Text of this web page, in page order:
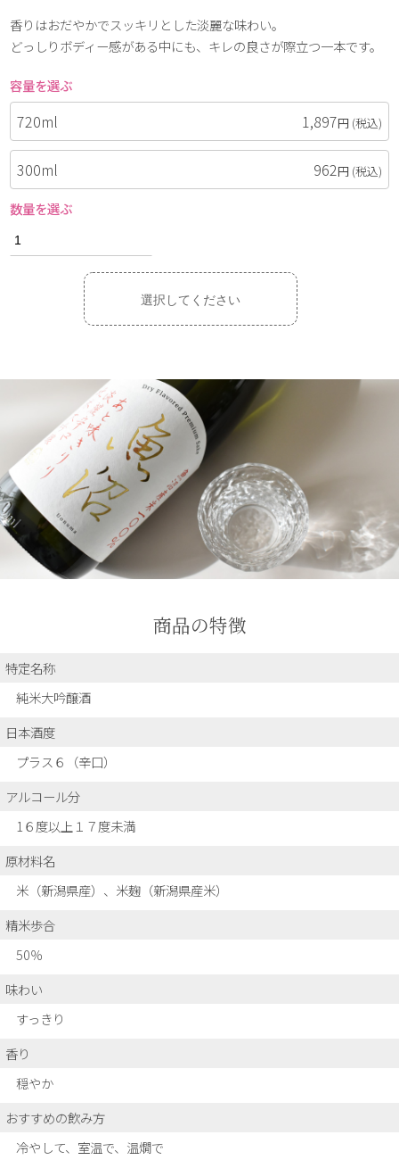
香りはおだやかでスッキリとした淡麗な味わい。
どっしりボディー感がある中にも、キレの良さが際立つ一本です。
容量を選ぶ
720ml 1,897円 (税込)
300ml 962円 (税込)
数量を選ぶ
商品の特徴
特定名称
純米大吟醸酒
日本酒度
プラス６（辛口）
アルコール分
1６度以上１７度未満
原材料名
米（新潟県産）、米麹（新潟県産米）
精米歩合
50％
味わい
すっきり
香り
穏やか
おすすめの飲み方
冷やして、室温で、温燗で